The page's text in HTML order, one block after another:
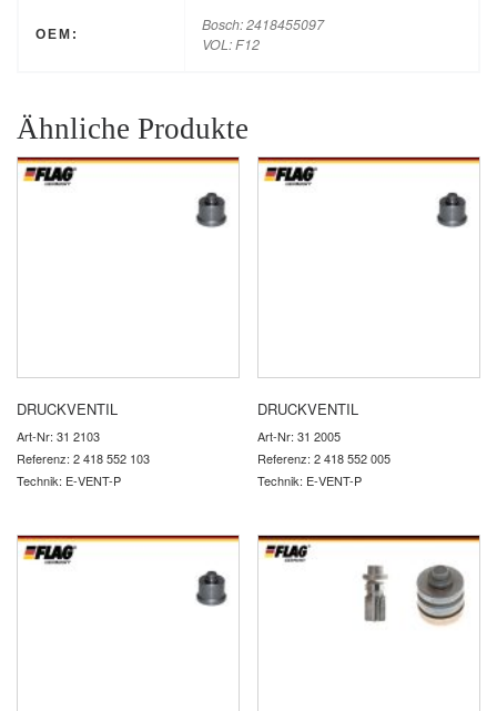
OEM:
Bosch: 2418455097
VOL: F12
Ähnliche Produkte
DRUCKVENTIL
Art-Nr: 31 2103
Referenz: 2 418 552 103
Technik: E-VENT-P
DRUCKVENTIL
Art-Nr: 31 2005
Referenz: 2 418 552 005
Technik: E-VENT-P